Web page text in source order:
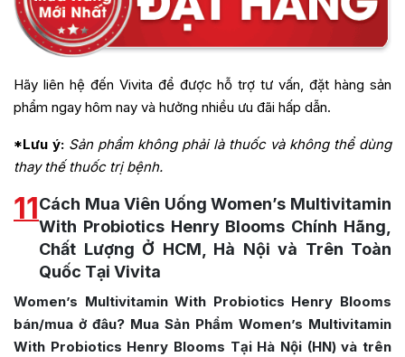
Hãy liên hệ đến Vivita để được hỗ trợ tư vấn, đặt hàng sản
phẩm ngay hôm nay và hưởng nhiều ưu đãi hấp dẫn.
*Lưu ý: Sản phẩm không phải là thuốc và không thể dùng
thay thế thuốc trị bệnh.
11Cách Mua Viên Uống Women’s Multivitamin
With Probiotics Henry Blooms Chính Hãng,
Chất Lượng Ở HCM, Hà Nội và Trên Toàn
Quốc Tại Vivita
Women’s Multivitamin With Probiotics Henry Blooms
bán/mua ở đâu? Mua Sản Phẩm Women’s Multivitamin
With Probiotics Henry Blooms Tại Hà Nội (HN) và trên